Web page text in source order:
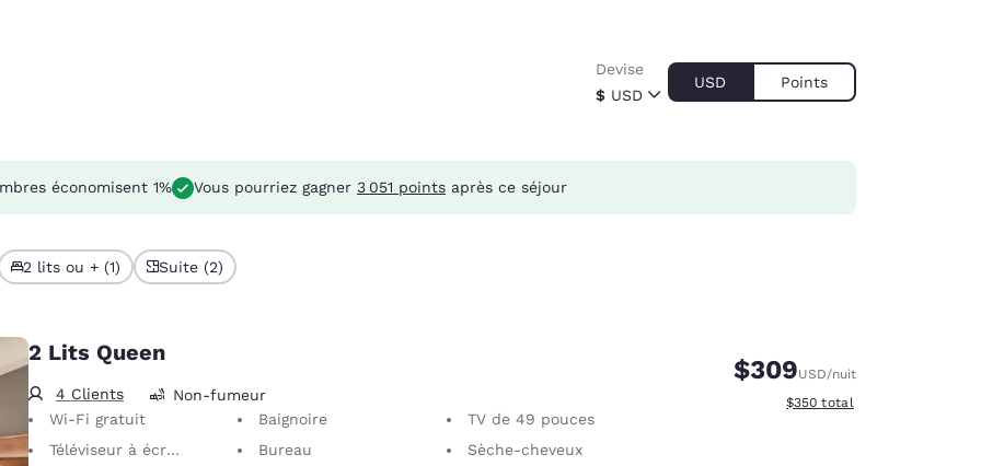
$ USD
Devise
USD Points
économisent 1% Vous pourriez gagner 3 051 points après ce séjour
2 lits ou + (1) Suite (2)
2 Lits Queen
4 Clients
Non-fumeur
Wi-Fi gratuit
Baignoire
TV de 49 pouces
Téléviseur à écran plat
Bureau
Sèche-cheveux
$309USD/nuit
Afficher les détails du total
$350 total